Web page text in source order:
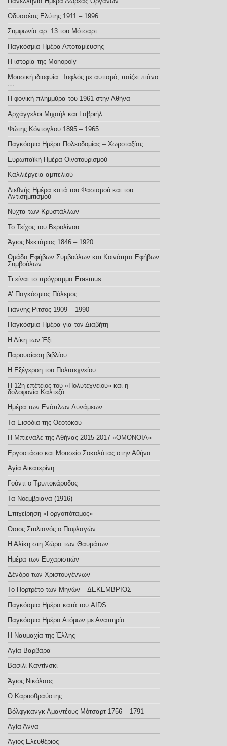
Οδυσσέας Ελύτης 1911 – 1996
Συμφωνία αρ. 13 του Μότσαρτ
Παγκόσμια Ημέρα Αποταμίευσης
Η ιστορία της Monopoly
Μουσική ιδιοφυία: Τυφλός με αυτισμό, παίζει πιάνο
…
Η φονική πλημμύρα του 1961 στην Αθήνα
Αρχάγγελοι Μιχαήλ και Γαβριήλ
Φώτης Κόντογλου 1895 – 1965
Παγκόσμια Ημέρα Πολεοδομίας – Χωροταξίας
Ευρωπαϊκή Ημέρα Οινοτουρισμού
Καλλιέργεια αμπελιού
Διεθνής Ημέρα κατά του Φασισμού και του
Αντισημιτισμού
Νύχτα των Κρυστάλλων
Το Τείχος του Βερολίνου
Άγιος Νεκτάριος 1846 – 1920
Ομάδα Εφήβων Συμβούλων και Κοινότητα Εφήβων
Συμβούλων
Τι είναι το πρόγραμμα Erasmus
Α’ Παγκόσμιος Πόλεμος
Γιάννης Ρίτσος 1909 – 1990
Παγκόσμια Ημέρα για τον Διαβήτη
Η Δίκη των Έξι
Παρουσίαση βιβλίου
Η Εξέγερση του Πολυτεχνείου
Η 12η επέτειος του «Πολυτεχνείου» και η
δολοφονία Καλτεζά
Ημέρα των Ενόπλων Δυνάμεων
Τα Εισόδια της Θεοτόκου
Η Μπιενάλε της Αθήνας 2015-2017 «ΟΜΟΝΟΙΑ»
Εργοστάσιο και Μουσείο Σοκολάτας στην Αθήνα
Αγία Αικατερίνη
Γούντι ο Τρυποκάρυδος
Τα Νοεμβριανά (1916)
Επιχείρηση «Γοργοπόταμος»
Όσιος Στυλιανός ο Παφλαγών
Η Αλίκη στη Χώρα των Θαυμάτων
Ημέρα των Ευχαριστιών
Δένδρο των Χριστουγέννων
Το Πορτρέτο των Μηνών – ΔΕΚΕΜΒΡΙΟΣ
Παγκόσμια Ημέρα κατά του AIDS
Παγκόσμια Ημέρα Ατόμων με Αναπηρία
Η Ναυμαχία της Έλλης
Αγία Βαρβάρα
Βασίλι Καντίνσκι
Άγιος Νικόλαος
Ο Καρυοθραύστης
Βόλφγκανγκ Αμαντέους Μότσαρτ 1756 – 1791
Αγία Άννα
Άγιος Ελευθέριος